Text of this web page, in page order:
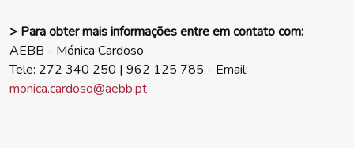
> Para obter mais informações entre em contato com:
AEBB - Mónica Cardoso
Tele: 272 340 250 | 962 125 785 - Email:
monica.cardoso@aebb.pt